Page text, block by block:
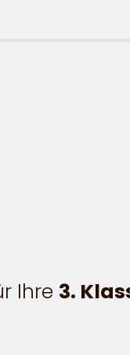
Ihre 3.